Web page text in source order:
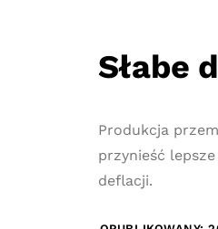
Słabe
Produkcja
przynieść
deflacji.